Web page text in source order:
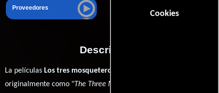
Cookies
Proveedores
Descripción
La películas Los tres mosqueteros
originalmente como "The Three Musketeers